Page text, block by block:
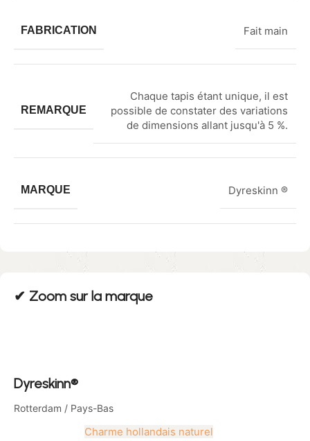
FABRICATION Fait main
REMARQUE
Chaque tapis étant unique, il est
possible de constater des variations
de dimensions allant jusqu'à 5 %.
MARQUE Dyreskinn ®
✔︎ Zoom sur la marque
Dyreskinn®
Rotterdam / Pays-Bas
Charme hollandais naturel